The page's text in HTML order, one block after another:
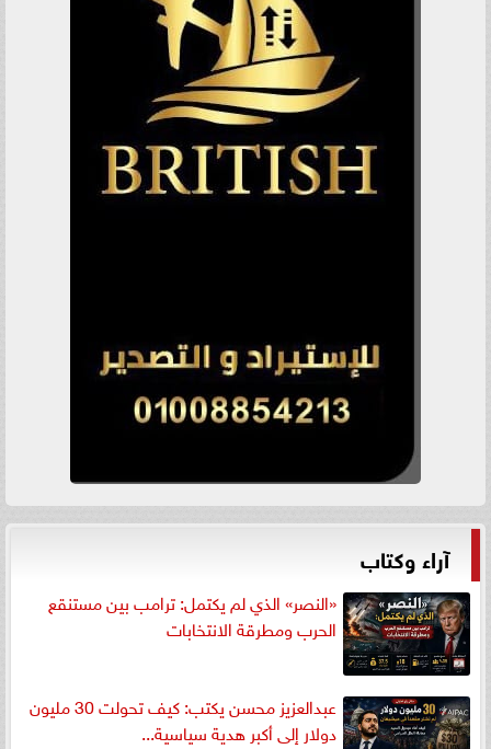
آراء وكتاب
«النصر» الذي لم يكتمل: ترامب بين مستنقع
الحرب ومطرقة الانتخابات
عبدالعزيز محسن يكتب: كيف تحولت 30 مليون
دولار إلى أكبر هدية سياسية...